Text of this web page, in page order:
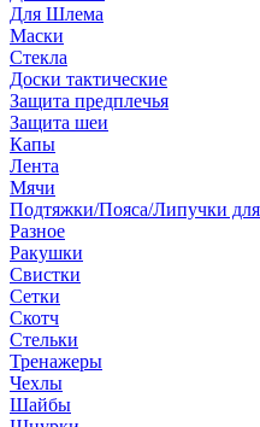
Для Шлема
Маски
Стекла
Доски тактические
Защита предплечья
Защита шеи
Капы
Лента
Мячи
Подтяжки/Пояса/Липучки
Разное
Ракушки
Свистки
Сетки
Скотч
Стельки
Тренажеры
Чехлы
Шайбы